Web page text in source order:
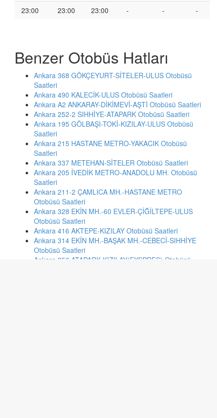
23:00
23:00 23:00 - - -
Benzer Otobüs Hatları
Ankara 368 GÖKÇEYURT-SİTELER-ULUS Otobüsü
Saatleri
Ankara 490 KALECİK-ULUS Otobüsü Saatleri
Ankara A2 ANKARAY-DİKİMEVİ-AŞTİ Otobüsü Saatleri
Ankara 252-2 SIHHİYE-ATAPARK Otobüsü Saatleri
Ankara 195 GÖLBAŞI-TOKİ-KIZILAY-ULUS Otobüsü
Saatleri
Ankara 215 HASTANE METRO-YAKACIK Otobüsü
Saatleri
Ankara 337 METEHAN-SİTELER Otobüsü Saatleri
Ankara 205 İVEDİK METRO-ANADOLU MH. Otobüsü
Saatleri
Ankara 211-2 ÇAMLICA MH.-HASTANE METRO
Otobüsü Saatleri
Ankara 328 EKİN MH.-60 EVLER-ÇİĞİLTEPE-ULUS
Otobüsü Saatleri
Ankara 416 AKTEPE-KIZILAY Otobüsü Saatleri
Ankara 314 EKİN MH.-BAŞAK MH.-CEBECİ-SIHHİYE
Otobüsü Saatleri
Ankara 256 ATAPARK-KIZILAY(EKSPRES) Otobüsü